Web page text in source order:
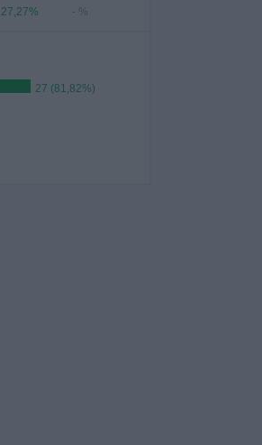
27,27% - %
27 (81,82%)